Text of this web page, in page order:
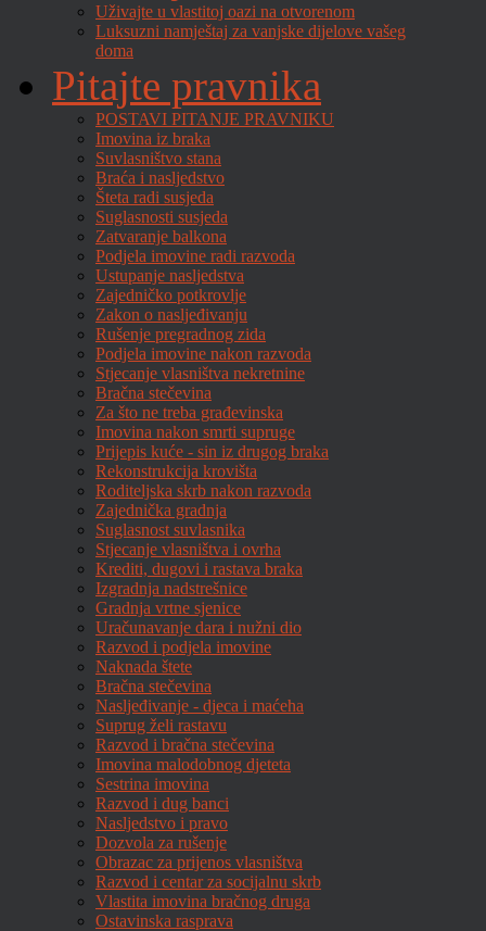
Uživajte u vlastitoj oazi na otvorenom
Luksuzni namještaj za vanjske dijelove vašeg
doma
Pitajte pravnika
POSTAVI PITANJE PRAVNIKU
Imovina iz braka
Suvlasništvo stana
Braća i nasljedstvo
Šteta radi susjeda
Suglasnosti susjeda
Zatvaranje balkona
Podjela imovine radi razvoda
Ustupanje nasljedstva
Zajedničko potkrovlje
Zakon o nasljeđivanju
Rušenje pregradnog zida
Podjela imovine nakon razvoda
Stjecanje vlasništva nekretnine
Bračna stečevina
Za što ne treba građevinska
Imovina nakon smrti supruge
Prijepis kuće - sin iz drugog braka
Rekonstrukcija krovišta
Roditeljska skrb nakon razvoda
Zajednička gradnja
Suglasnost suvlasnika
Stjecanje vlasništva i ovrha
Krediti, dugovi i rastava braka
Izgradnja nadstrešnice
Gradnja vrtne sjenice
Uračunavanje dara i nužni dio
Razvod i podjela imovine
Naknada štete
Bračna stečevina
Nasljeđivanje - djeca i maćeha
Suprug želi rastavu
Razvod i bračna stečevina
Imovina malodobnog djeteta
Sestrina imovina
Razvod i dug banci
Nasljedstvo i pravo
Dozvola za rušenje
Obrazac za prijenos vlasništva
Razvod i centar za socijalnu skrb
Vlastita imovina bračnog druga
Ostavinska rasprava